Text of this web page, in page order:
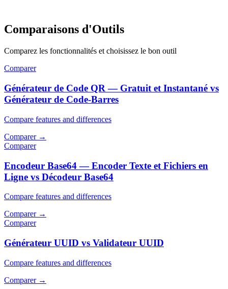
Comparaisons d'Outils
Comparez les fonctionnalités et choisissez le bon outil
Comparer
Générateur de Code QR — Gratuit et Instantané vs
Générateur de Code-Barres
Compare features and differences
Comparer→
Comparer
Encodeur Base64 — Encoder Texte et Fichiers en
Ligne vs Décodeur Base64
Compare features and differences
Comparer→
Comparer
Générateur UUID vs Validateur UUID
Compare features and differences
Comparer→